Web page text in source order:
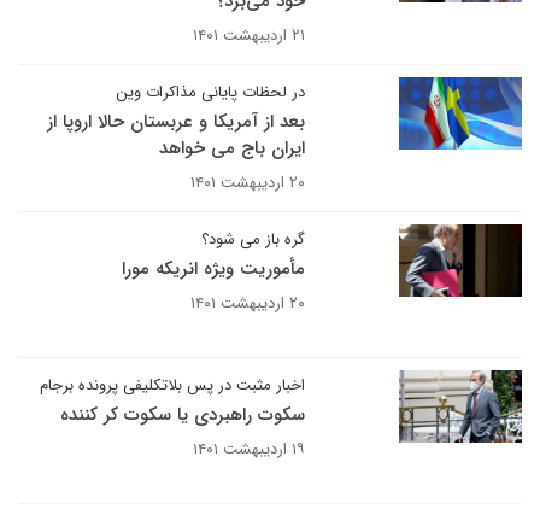
۲۱ اردیبهشت ۱۴۰۱
در لحظات پایانی مذاکرات وین
بعد از آمریکا و عربستان حالا اروپا از
ایران باج می خواهد
۲۰ اردیبهشت ۱۴۰۱
گره باز می شود؟
مأموریت ویژه انریکه مورا
۲۰ اردیبهشت ۱۴۰۱
اخبار مثبت در پس بلاتکلیفی پرونده برجام
سکوت راهبردی یا سکوت کر کننده
۱۹ اردیبهشت ۱۴۰۱